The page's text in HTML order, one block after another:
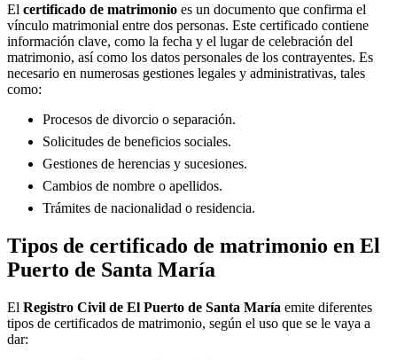
El certificado de matrimonio es un documento que confirma el
vínculo matrimonial entre dos personas. Este certificado contiene
información clave, como la fecha y el lugar de celebración del
matrimonio, así como los datos personales de los contrayentes. Es
necesario en numerosas gestiones legales y administrativas, tales
como:
Procesos de divorcio o separación.
Solicitudes de beneficios sociales.
Gestiones de herencias y sucesiones.
Cambios de nombre o apellidos.
Trámites de nacionalidad o residencia.
Tipos de certificado de matrimonio en El
Puerto de Santa María
El Registro Civil de El Puerto de Santa María emite diferentes
tipos de certificados de matrimonio, según el uso que se le vaya a
dar: